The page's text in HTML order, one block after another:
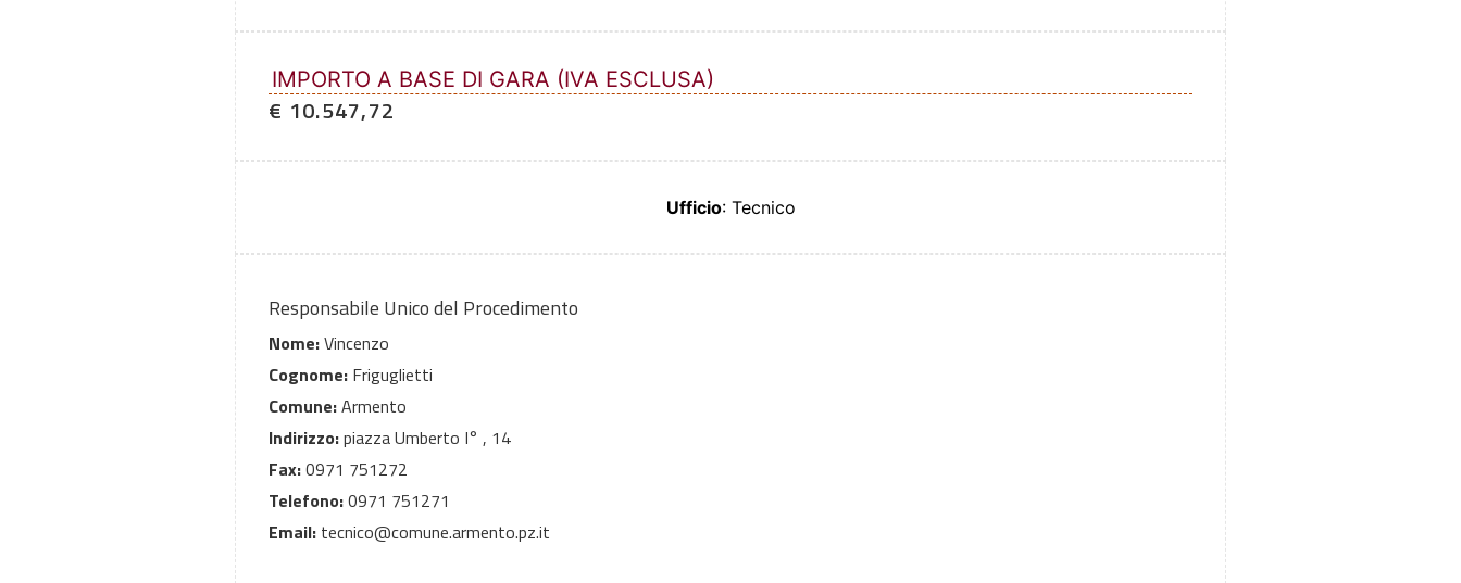
IMPORTO A BASE DI GARA (IVA ESCLUSA)
€ 10.547,72
Ufficio: Tecnico
Responsabile Unico del Procedimento
Nome:Vincenzo
Cognome: Friguglietti
Comune:Armento
Indirizzo:piazza Umberto I° , 14
Fax:0971 751272
Telefono:0971 751271
Email: tecnico@comune.armento.pz.it